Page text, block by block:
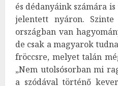
és dédanyáink számára
jelentett nyáron.
országban van
de csak a magyarok
fröccsre, melyet talán
„Nem utolsósorban mi
a szódával történő